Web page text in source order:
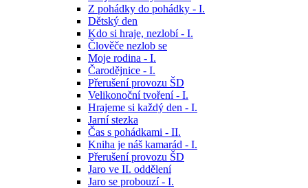
Z pohádky do pohádky - I.
Dětský den
Kdo si hraje, nezlobí - I.
Člověče nezlob se
Moje rodina - I.
Čarodějnice - I.
Přerušení provozu ŠD
Velikonoční tvoření - I.
Hrajeme si každý den - I.
Jarní stezka
Čas s pohádkami - II.
Kniha je náš kamarád - I.
Přerušení provozu ŠD
Jaro ve II. oddělení
Jaro se probouzí - I.